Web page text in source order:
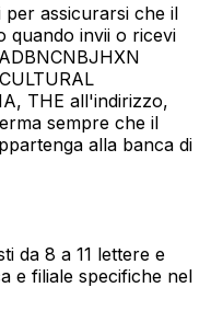
assicurarsi che il
quando invii o ricevi
THE all'indirizzo,
sempre che il
alla banca di
da 8 a 11 lettere e
e filiale specifiche nel